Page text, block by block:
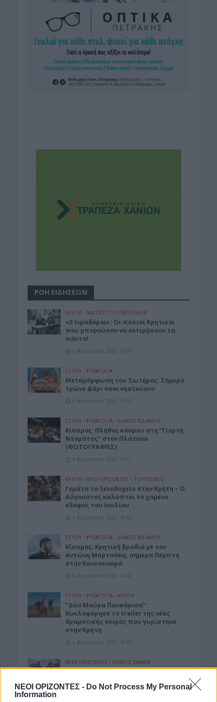
ΝΕΟΙ ΟΡΙΖΟΝΤΕΣ - Do Not Process My Personal
Information
ΡΟΗ ΕΙΔΗΣΕΩΝ
ΚΡΗΤΗ • ΜΑΤΙΕΣ ΣΤΟ ΠΑΡΕΛΘΟΝ
«Στιμαδόροι»: Οι παλιοί Κρητικοί
που μπορούσαν να εκτιμήσουν τα
πάντα!
6 Αυγούστου 2026 19:30
ΓΕΎΣΗ - ΨΥΧΑΓΩΓΊΑ
Μεταμόρφωση του Σωτήρος: Σήμερα
τρώνε ψάρι όσοι νηστεύουν
6 Αυγούστου 2026 19:27
ΓΕΎΣΗ - ΨΥΧΑΓΩΓΊΑ • ΔΉΜΟΣ ΚΙΣΆΜΟΥ
Κίσαμος: Πλήθος κόσμου στη “Γιορτή
Ντομάτας” στον Πλάτανο
(ΦΩΤΟΓΡΑΦΙΕΣ)
6 Αυγούστου 2026 19:21
ΚΡΗΤΗ • ΝΕΟΙ ΟΡΙΖΟΝΤΕΣ • ΤΟΥΡΙΣΜΟΣ
Γεμάτα τα ξενοδοχεία στην Κρήτη – Ο
Αύγουστος καλύπτει το χαμένο
έδαφος του Ιουλίου
6 Αυγούστου 2026 18:55
ΓΕΎΣΗ - ΨΥΧΑΓΩΓΊΑ • ΔΉΜΟΣ ΚΙΣΆΜΟΥ
Kίσαμος: Κρητική βραδιά με τον
Αντώνη Μαρτσάκη, σήμερα Πέμπτη
στην Κουκουναρά
6 Αυγούστου 2026 18:43
ΓΕΎΣΗ - ΨΥΧΑΓΩΓΊΑ • ΚΡΗΤΗ
“Δύο Μαύρα Πουκάμισα”:
Κυκλοφόρησε το trailer της νέας
δραματικής σειράς που γυρίστηκε
στην Κρήτη
6 Αυγούστου 2026 18:35
ΝΕΟΙ ΟΡΙΖΟΝΤΕΣ • ΝΟΜΌΣ ΧΑΝΊΩΝ